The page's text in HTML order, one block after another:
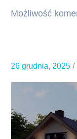
Możliwość
26 grudnia, 2025